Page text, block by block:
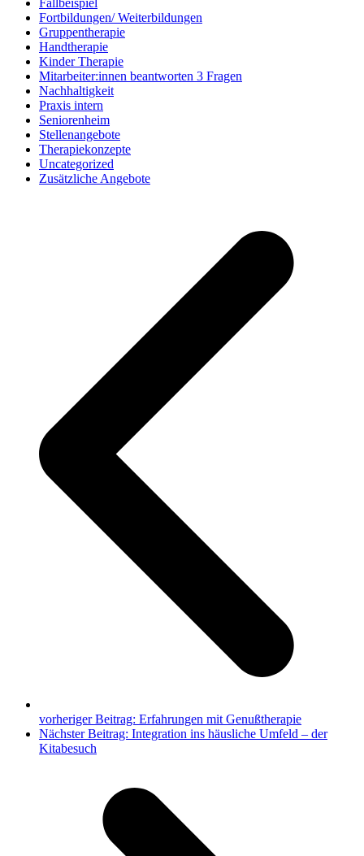
Fortbildungen/ Weiterbildungen
Gruppentherapie
Handtherapie
Kinder Therapie
Mitarbeiter:innen beantworten 3 Fragen
Nachhaltigkeit
Praxis intern
Seniorenheim
Stellenangebote
Therapiekonzepte
Uncategorized
Zusätzliche Angebote
vorheriger Beitrag: Erfahrungen mit Genußtherapie
Nächster Beitrag: Integration ins häusliche Umfeld – der
Kitabesuch